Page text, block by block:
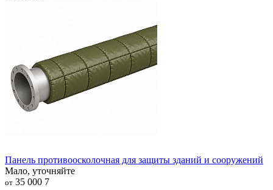
Панель противоосколочная для защиты зданий и сооружений
Мало, уточняйте
от 35 000 7